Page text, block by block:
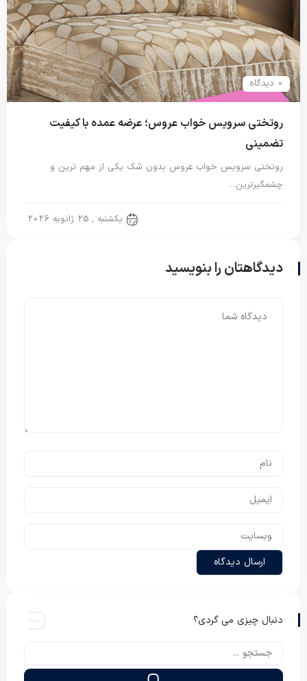
0 دیدگاه
روتختی سرویس خواب عروس؛ عرضه عمده با کیفیت
تضمینی
روتختی سرویس خواب عروس بدون شک یکی از مهم ترین و
چشمگیرترین…
یکشنبه , 25 ژانویه 2026
دیدگاهتان را بنویسید
دنبال چیزی می گردی؟